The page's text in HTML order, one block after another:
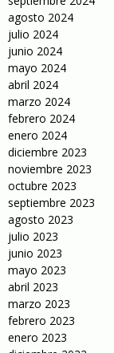
agosto 2024
julio 2024
junio 2024
mayo 2024
abril 2024
marzo 2024
febrero 2024
enero 2024
diciembre 2023
noviembre 2023
octubre 2023
septiembre 2023
agosto 2023
julio 2023
junio 2023
mayo 2023
abril 2023
marzo 2023
febrero 2023
enero 2023